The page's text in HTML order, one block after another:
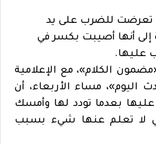
تعرضت للضرب على يد
إلى أنها أصيبت بكسر في
عليها.
الكلام»، مع الإعلامية
اليوم»، مساء الأربعاء، أن
بعدما تودد لها وأمسك
لا تعلم عنها شيء بسبب